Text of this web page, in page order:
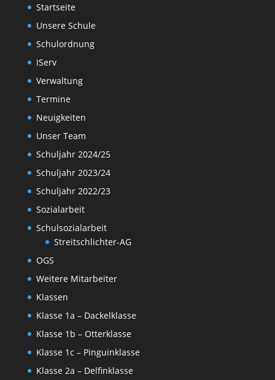
Startseite
Unsere Schule
Schulordnung
IServ
Verwaltung
Termine
Neuigkeiten
Unser Team
Schuljahr 2024/25
Schuljahr 2023/24
Schuljahr 2022/23
Sozialarbeit
Schulsozialarbeit
Streitschlichter-AG
OGS
Weitere Mitarbeiter
Klassen
Klasse 1a – Dackelklasse
Klasse 1b – Otterklasse
Klasse 1c – Pinguinklasse
Klasse 2a – Delfinklasse